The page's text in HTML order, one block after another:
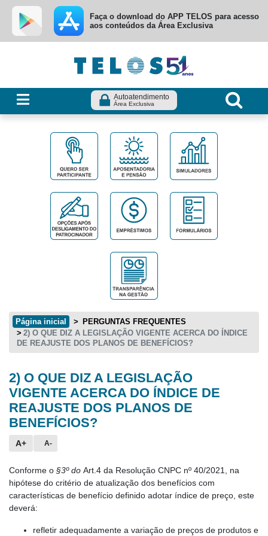
Ir para menu principal
Ir para conteúdo
Ir para busca
Faça o download do APP TELOS para acesso
aos conteúdos da Área Exclusiva
Autoatendimento
Área Exclusiva
Página inicial
PERGUNTAS FREQUENTES
2) O QUE DIZ A LEGISLAÇÃO VIGENTE ACERCA DO ÍNDICE
DE REAJUSTE DOS PLANOS DE BENEFÍCIOS?
Conteúdo principal
2) O QUE DIZ A LEGISLAÇÃO
VIGENTE ACERCA DO ÍNDICE DE
REAJUSTE DOS PLANOS DE
BENEFÍCIOS?
A+ A-
Conforme o §3º do Art.4 da Resolução CNPC nº 40/2021, na
hipótese do critério de atualização dos benefícios com
características de benefício definido adotar índice de preço, este
deverá:
refletir adequadamente a variação de preços de produtos e